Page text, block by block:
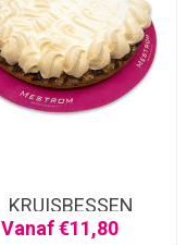
KRUISBESSEN
SCHUIM
Vanaf €11,80